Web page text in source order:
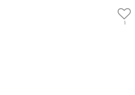
#کابل شبکه
1